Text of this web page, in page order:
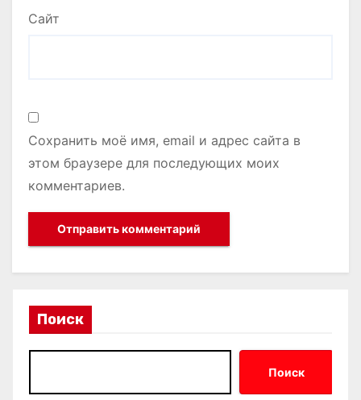
Сайт
Сохранить моё имя, email и адрес сайта в
этом браузере для последующих моих
комментариев.
Поиск
Поиск